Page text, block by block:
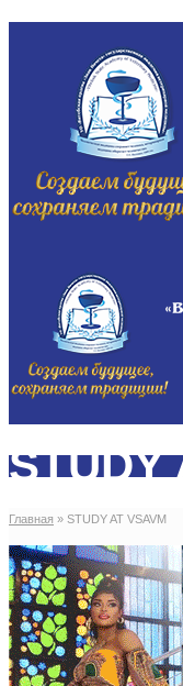
STUDY
Главная » STUDY AT VSAVM